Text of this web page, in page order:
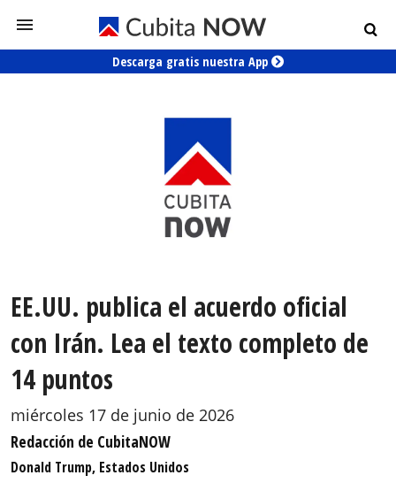
Descarga gratis nuestra App
EE.UU. publica el acuerdo oficial
con Irán. Lea el texto completo de
14 puntos
miércoles 17 de junio de 2026
Redacción de CubitaNOW
Donald Trump, Estados Unidos